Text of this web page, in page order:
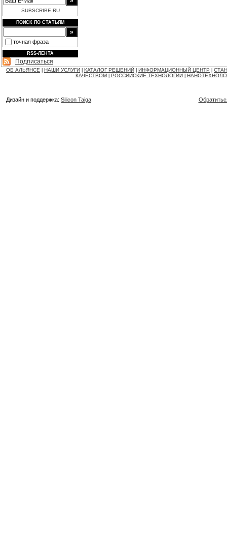
SUBSCRIBE.RU
ПОИСК ПО СТАТЬЯМ
точная фраза
RSS-ЛЕНТА
Подписаться
ОБ АЛЬЯНСЕ НАШИ УСЛУГИ КАТАЛОГ РЕШЕНИЙ ИНФОРМАЦИОННЫЙ ЦЕНТР
КАЧЕСТВОМ
РОССИЙСКИЕ ТЕХНОЛОГИИ
Дизайн и поддержка: Silicon Taiga